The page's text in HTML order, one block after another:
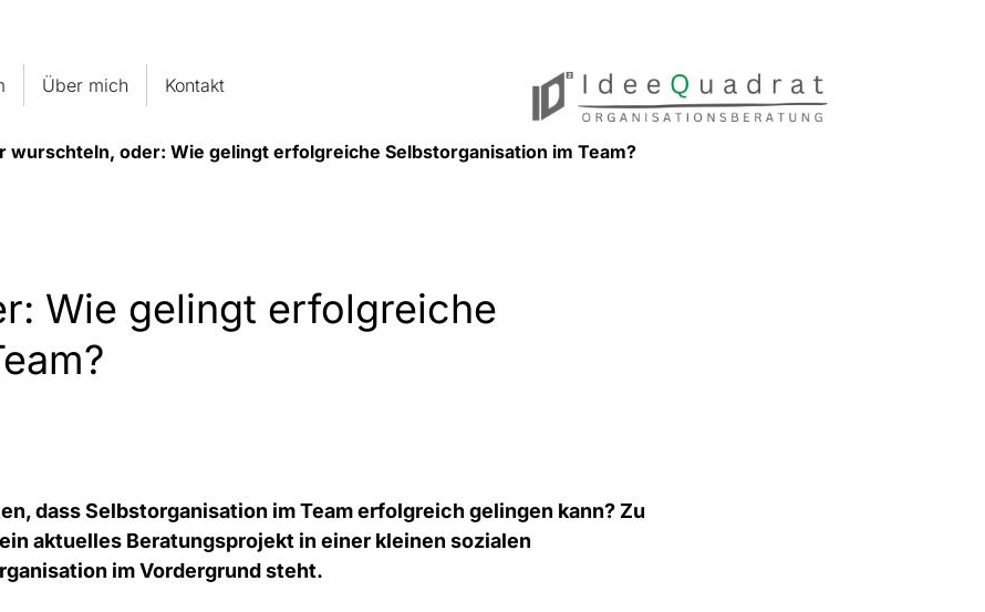
Über mich Kontakt
wurschteln, oder: Wie gelingt erfolgreiche Selbstorganisation im Team?
Wie gelingt erfolgreiche
dass Selbstorganisation im Team erfolgreich gelingen kann? Zu
aktuelles Beratungsprojekt in einer kleinen sozialen
im Vordergrund steht.